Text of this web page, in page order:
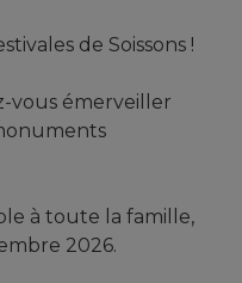
de Soissons !
vous émerveiller
à toute la famille,
2026.